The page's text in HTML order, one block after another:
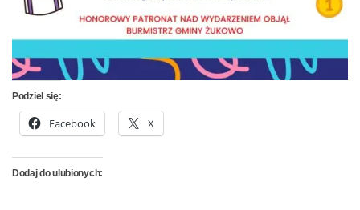
Podziel się:
Facebook X
Dodaj do ulubionych: